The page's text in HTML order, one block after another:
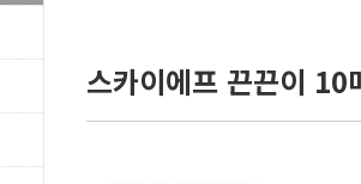
스카이에프 끈끈이 10